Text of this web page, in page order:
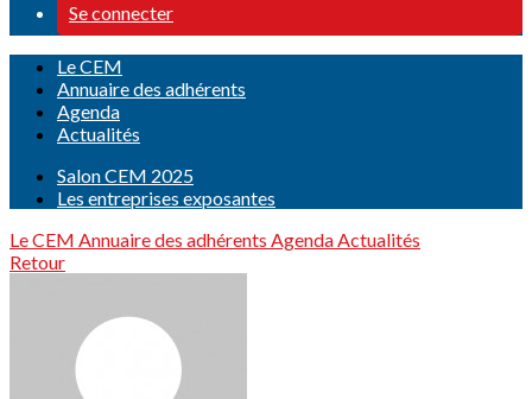
Se connecter
Le CEM
Annuaire des adhérents
Agenda
Actualités
Salon CEM 2025
Les entreprises exposantes
Le CEM Annuaire des adhérents AgendaActualités
Retour